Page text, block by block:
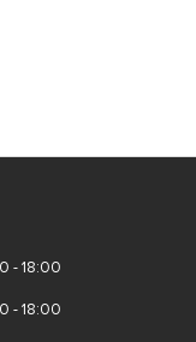
- 18:00
- 18:00